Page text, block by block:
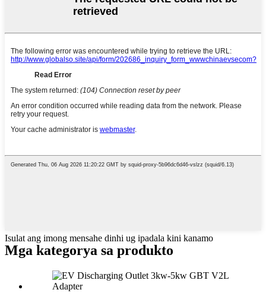
Isulat ang imong mensahe dinhi ug ipadala kini kanamo
Mga kategorya sa produkto